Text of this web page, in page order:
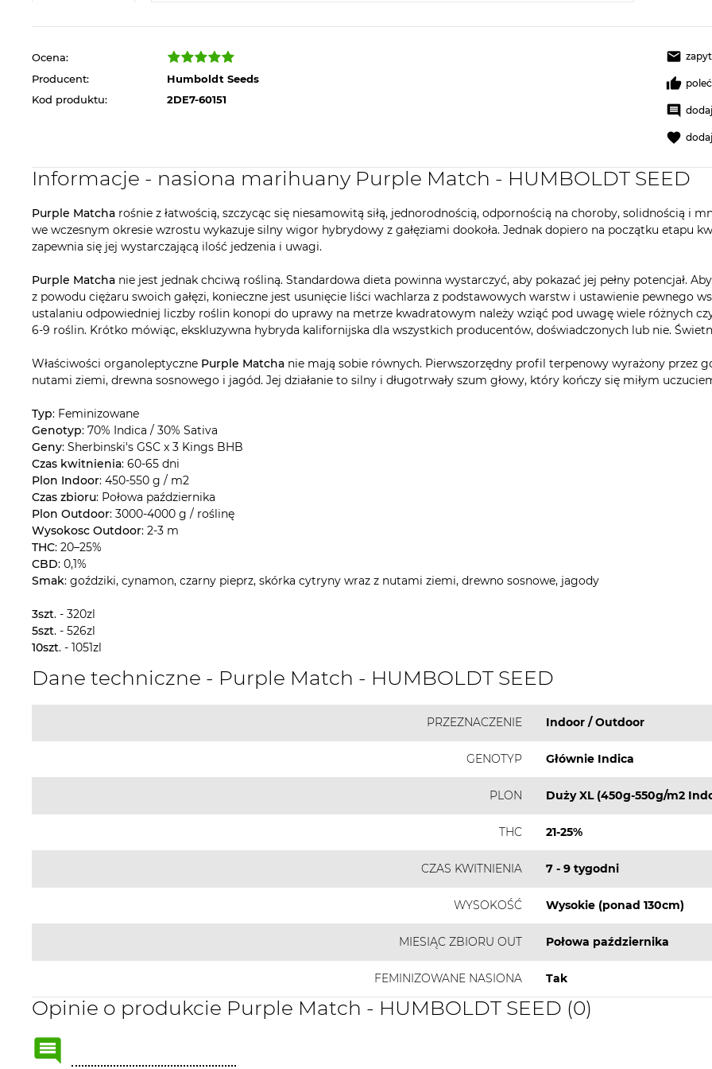
Ocena:
Producent:
Humboldt Seeds
Kod produktu:
2DE7-60151
Informacje - nasiona marihuany Purple Match - HUMBOLDT SEED
Purple Matcha rośnie z łatwością, szczycąc się niesamowitą siłą, jednorodnością, odpornością na choroby, solidnością i
we wczesnym okresie wzrostu wykazuje silny wigor hybrydowy z gałęziami dookoła. Jednak dopiero na początku etapu
zapewnia się jej wystarczającą ilość jedzenia i uwagi.
Purple Matcha nie jest jednak chciwą rośliną. Standardowa dieta powinna wystarczyć, aby pokazać jej pełny potencjał.
z powodu ciężaru swoich gałęzi, konieczne jest usunięcie liści wachlarza z podstawowych warstw i ustawienie pewnego
ustalaniu odpowiedniej liczby roślin konopi do uprawy na metrze kwadratowym należy wziąć pod uwagę wiele różnych
6-9 roślin. Krótko mówiąc, ekskluzywna hybryda kalifornijska dla wszystkich producentów, doświadczonych lub nie.
Właściwości organoleptyczne Purple Matcha nie mają sobie równych. Pierwszorzędny profil terpenowy wyrażony przez
nutami ziemi, drewna sosnowego i jagód. Jej działanie to silny i długotrwały szum głowy, który kończy się miłym
Typ: Feminizowane
Genotyp: 70% Indica / 30% Sativa
Geny: Sherbinski's GSC x 3 Kings BHB
Czas kwitnienia: 60-65 dni
Plon Indoor: 450-550 g / m2
Czas zbioru: Połowa października
Plon Outdoor: 3000-4000 g / roślinę
Wysokosc Outdoor: 2-3 m
THC: 20–25%
CBD: 0,1%
Smak: goździki, cynamon, czarny pieprz, skórka cytryny wraz z nutami ziemi, drewno sosnowe, jagody
3szt. - 320zl
5szt. - 526zl
10szt. - 1051zl
Dane techniczne - Purple Match - HUMBOLDT SEED
PRZEZNACZENIE Indoor / Outdoor
GENOTYP Głównie Indica
PLON Duży XL (450g-550g/m2
THC 21-25%
CZAS KWITNIENIA 7 - 9 tygodni
WYSOKOŚĆ Wysokie (ponad 130cm)
MIESIĄC ZBIORU OUT Połowa października
FEMINIZOWANE NASIONA Tak
Opinie o produkcie Purple Match - HUMBOLDT SEED (0)